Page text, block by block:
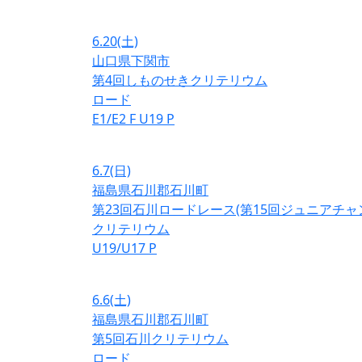
6.20(土)
山口県下関市
第4回しものせきクリテリウム
ロード
E1/E2 F U19 P
6.7(日)
福島県石川郡石川町
第23回石川ロードレース(第15回ジュニアチャ
クリテリウム
U19/U17 P
6.6(土)
福島県石川郡石川町
第5回石川クリテリウム
ロード